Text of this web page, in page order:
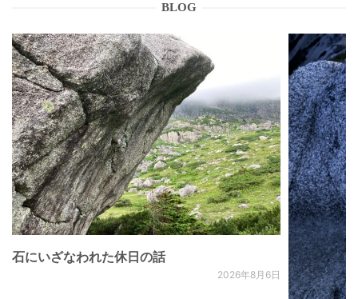
BLOG
石にいざなわれた休日の話
2026年8月6日